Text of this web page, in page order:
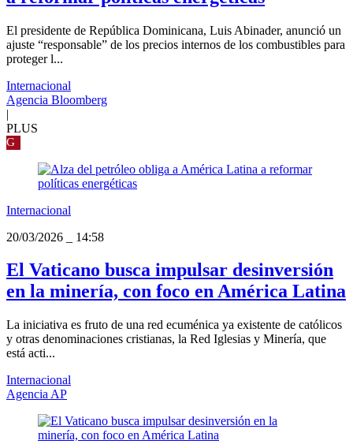
El presidente de República Dominicana, Luis Abinader, anunció un
ajuste “responsable” de los precios internos de los combustibles para
proteger l...
Internacional
Agencia Bloomberg
|
PLUS
G
Internacional
20/03/2026
14:58
El Vaticano busca impulsar desinversión
en la minería, con foco en América Latina
La iniciativa es fruto de una red ecuménica ya existente de católicos
y otras denominaciones cristianas, la Red Iglesias y Minería, que
está acti...
Internacional
Agencia AP